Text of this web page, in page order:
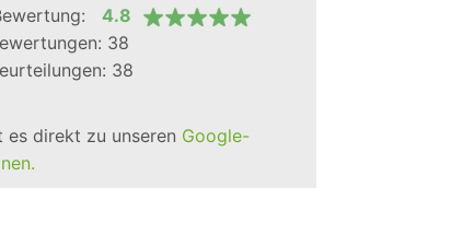
4.8
38
38
es direkt zu unseren Google-